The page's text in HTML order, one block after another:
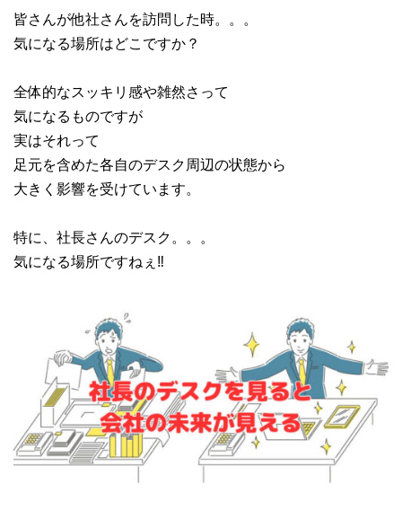
皆さんが他社さんを訪問した時。。。
気になる場所はどこですか？
全体的なスッキリ感や雑然さって
気になるものですが
実はそれって
足元を含めた各自のデスク周辺の状態から
大きく影響を受けています。
特に、社長さんのデスク。。。
気になる場所ですねぇ‼